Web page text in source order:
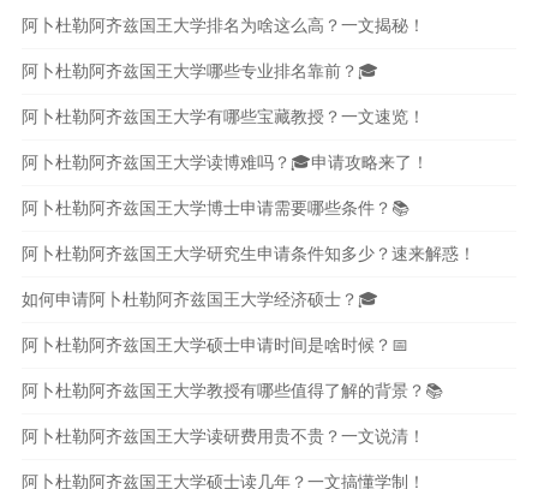
阿卜杜勒阿齐兹国王大学排名为啥这么高？一文揭秘！
阿卜杜勒阿齐兹国王大学哪些专业排名靠前？🎓
阿卜杜勒阿齐兹国王大学有哪些宝藏教授？一文速览！
阿卜杜勒阿齐兹国王大学读博难吗？🎓申请攻略来了！
阿卜杜勒阿齐兹国王大学博士申请需要哪些条件？📚
阿卜杜勒阿齐兹国王大学研究生申请条件知多少？速来解惑！
如何申请阿卜杜勒阿齐兹国王大学经济硕士？🎓
阿卜杜勒阿齐兹国王大学硕士申请时间是啥时候？📅
阿卜杜勒阿齐兹国王大学教授有哪些值得了解的背景？📚
阿卜杜勒阿齐兹国王大学读研费用贵不贵？一文说清！
阿卜杜勒阿齐兹国王大学硕士读几年？一文搞懂学制！